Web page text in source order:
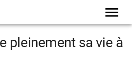
pleinement sa vie à